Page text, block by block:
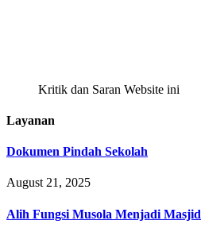
Kritik dan Saran Website ini
Layanan
Dokumen Pindah Sekolah
August 21, 2025
Alih Fungsi Musola Menjadi Masjid